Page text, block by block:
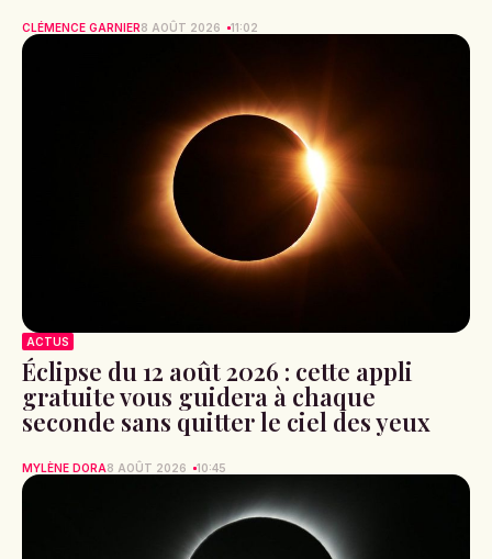
CLÉMENCE GARNIER8 AOÛT 2026 11:02
ACTUS
Éclipse du 12 août 2026 : cette appli
gratuite vous guidera à chaque
seconde sans quitter le ciel des yeux
MYLÈNE DORA8 AOÛT 2026 10:45